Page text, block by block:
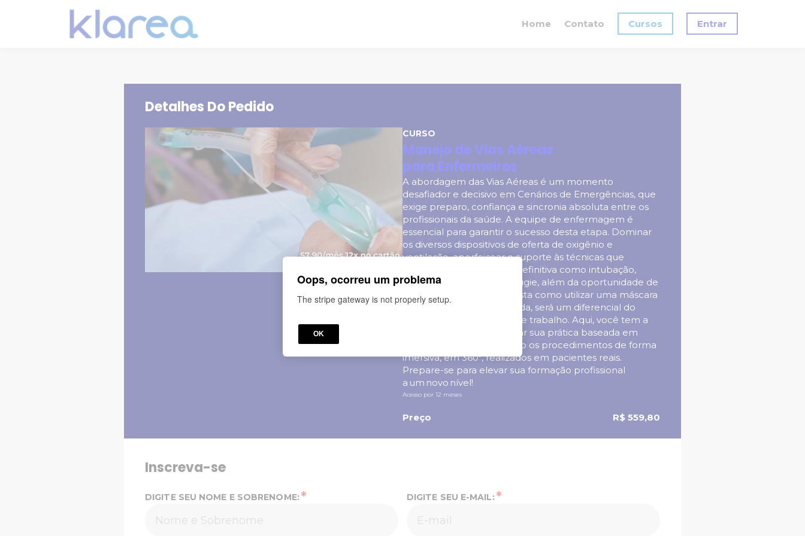
Home Contato Cursos Entrar
Detalhes Do Pedido
CURSO
Manejo de Vias Aéreas
para Enfermeiros
A abordagem das Vias Aéreas é um momento
desafiador e decisivo em Cenários de Emergências, que
exige preparo, confiança e sincronia absoluta entre os
profissionais da saúde. A equipe de enfermagem é
essencial para garantir o sucesso desta etapa. Dominar
os diversos dispositivos de oferta de oxigênio e
ventilação, aperfeiçoar o suporte às técnicas que
garantem uma via aérea definitiva como intubação,
utilização do fio guia e bougie, além da oportunidade de
aprender com o especialista como utilizar uma máscara
laríngea de forma otimizada, será um diferencial do
profissional no mercado de trabalho. Aqui, você tem a
oportunidade de aprimorar sua prática baseada em
situações reais, observando os procedimentos de forma
imersiva, em 360º, realizados em pacientes reais.
Prepare-se para elevar sua formação profissional
a um novo nível!
Acesso por 12 meses
Preço R$ 559,80
Inscreva-se
DIGITE SEU NOME E SOBRENOME:* DIGITE SEU E-MAIL:*
Oops, ocorreu um problema
The stripe gateway is not properly setup.
OK